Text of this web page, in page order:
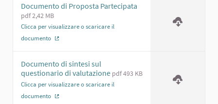
Documento di Proposta Partecipata
pdf 2,42 MB
Clicca per visualizzare o scaricare il
documento
Documento di sintesi sul
questionario di valutazione pdf 493 KB
Clicca per visualizzare o scaricare il
documento